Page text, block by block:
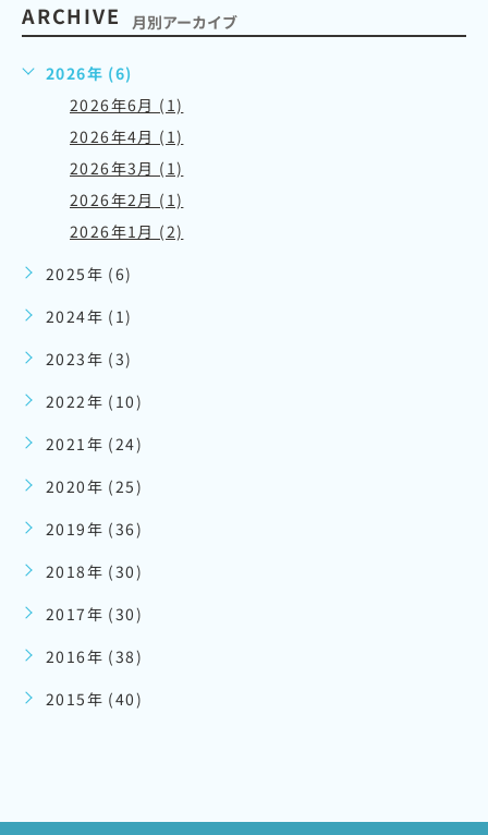
ARCHIVE 月別アーカイブ
2026年 (6)
2026年6月 (1)
2026年4月 (1)
2026年3月 (1)
2026年2月 (1)
2026年1月 (2)
2025年 (6)
2024年 (1)
2023年 (3)
2022年 (10)
2021年 (24)
2020年 (25)
2019年 (36)
2018年 (30)
2017年 (30)
2016年 (38)
2015年 (40)